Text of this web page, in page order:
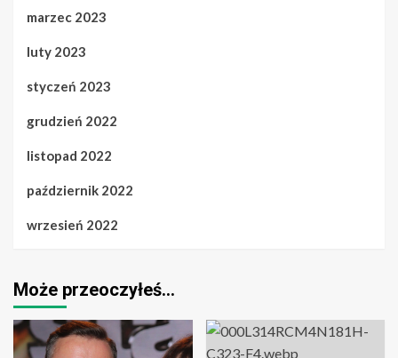
marzec 2023
luty 2023
styczeń 2023
grudzień 2022
listopad 2022
październik 2022
wrzesień 2022
Może przeoczyłeś…